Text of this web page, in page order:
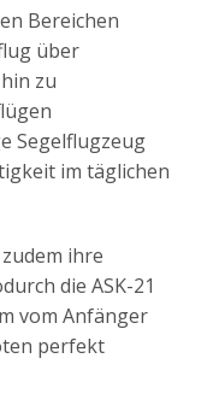
Bereichen
über
zu
Segelflugzeug
im täglichen
ihre
die ASK-21
vom Anfänger
perfekt